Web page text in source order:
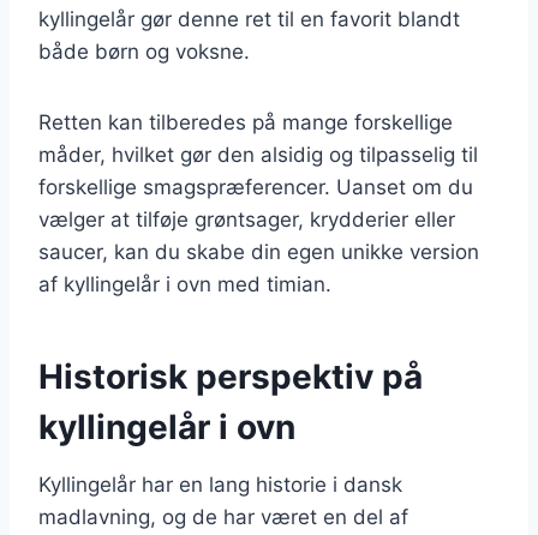
kyllingelår gør denne ret til en favorit blandt
både børn og voksne.
Retten kan tilberedes på mange forskellige
måder, hvilket gør den alsidig og tilpasselig til
forskellige smagspræferencer. Uanset om du
vælger at tilføje grøntsager, krydderier eller
saucer, kan du skabe din egen unikke version
af kyllingelår i ovn med timian.
Historisk perspektiv på
kyllingelår i ovn
Kyllingelår har en lang historie i dansk
madlavning, og de har været en del af